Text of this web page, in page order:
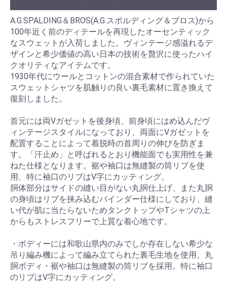
A.G.SPALDING＆BROS(A.G.スポルディング＆ブロス)から
100年近く前のディテールを再現したオーセンティック
なスウェットが入荷しました。ヴィンテージ感溢れるデ
ザインと希少価値の高い日本の技術を贅沢に使ったハイ
クオリティなアイテムです。
1930年代にウールとコットンの混合素材で作られていた
スウェットシャツを肌触りの良い裏毛素材に置き換えて
復刻しました。
首元には両Vガゼットを後身頃、前身頃にはめ込んだヴ
ィンテージスタイルになっており、両面にVガゼットを
配置することによって着脱時の首周りの伸びを防ぎま
す。「汗止め」と呼ばれるとおり機能面でも実用性を兼
ねた仕様となります。裾や袖口は無縫製の筒リブを使
用、特に袖口のリブはV字にカッティング。
胴体部分はサイドの縫い目がない丸胴仕上げ、また丸胴
の身頃はリブを挟み込むバインダー仕様にしており、縫
い代が肌に当たらないためタンクトップやTシャツの上
からもストレスフリーで上質な着心地です。
・ボディーには和歌山県内のみでしか存在しない希少な
吊り編み機によって編み立てられた裏毛生地を使用。丸
胴ボディ・裾や袖口は無縫製の筒リブを採用。特に袖口
のリブはV字にカッティング。